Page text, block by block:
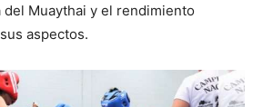
Muaythai y el rendimiento
aspectos.